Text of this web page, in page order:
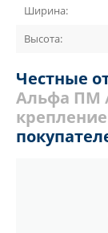
Ширина:
Высота:
Честные
Альфа ПМ